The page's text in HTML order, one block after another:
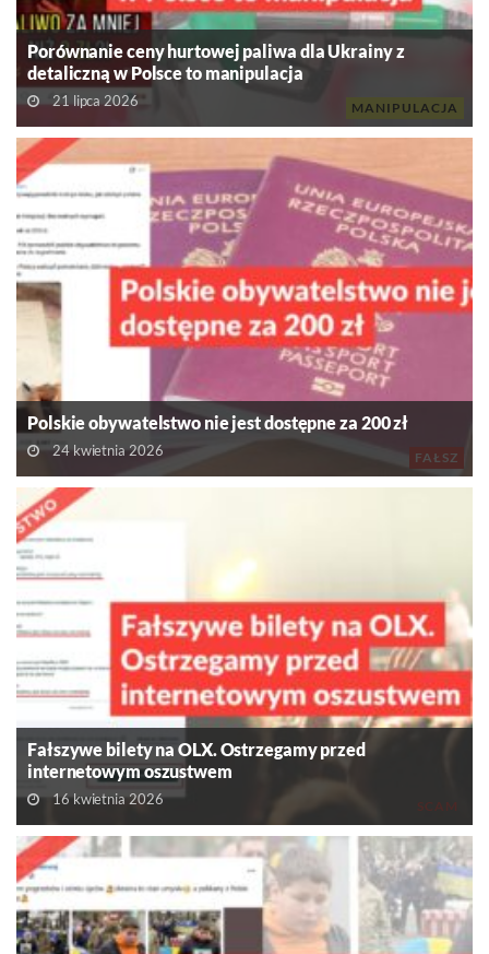
MANIPULACJA
Porównanie ceny hurtowej paliwa dla Ukrainy z
detaliczną w Polsce to manipulacja
21 lipca 2026
FAŁSZ
Polskie obywatelstwo nie jest dostępne za 200 zł
24 kwietnia 2026
SCAM
Fałszywe bilety na OLX. Ostrzegamy przed
internetowym oszustwem
16 kwietnia 2026